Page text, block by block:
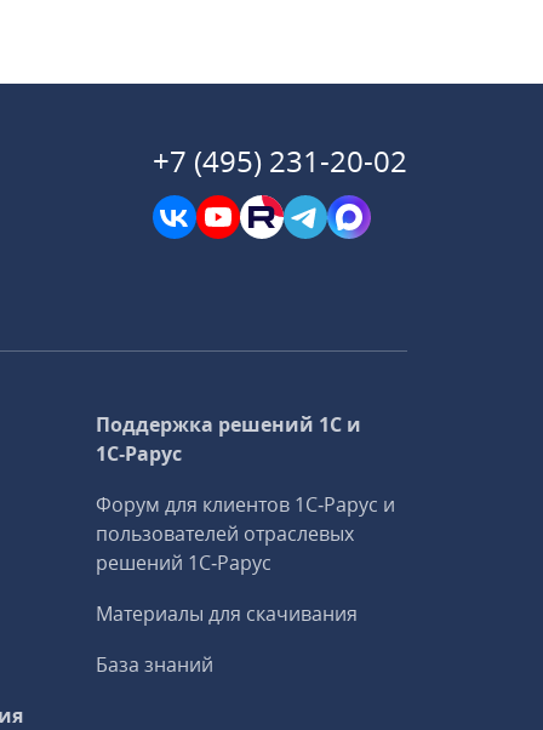
+7 (495) 231-20-02
Поддержка решений 1С и
1С‑Рарус
Форум для клиентов 1С‑Рарус и
пользователей отраслевых
решений 1С‑Рарус
Материалы для скачивания
База знаний